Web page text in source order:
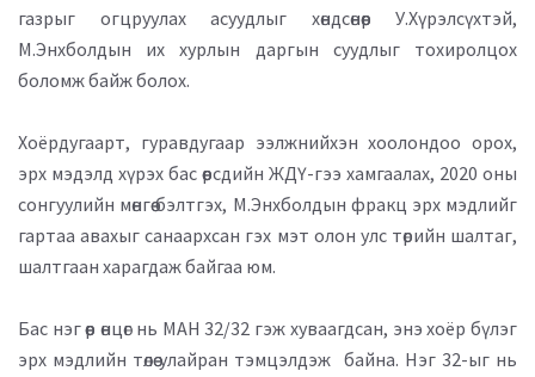
газрыг огцруулах асуудлыг хөндсөнөөр У.Хүрэлсүхтэй,
М.Энхболдын их хурлын даргын суудлыг тохиролцох
боломж байж болох.
Хоёрдугаарт, гуравдугаар ээлжнийхэн хоолондоо орох,
эрх мэдэлд хүрэх бас өөрсдийн ЖДҮ-гээ хамгаалах, 2020 оны
сонгуулийн мөнгөө бэлтгэх, М.Энхболдын фракц эрх мэдлийг
гартаа авахыг санаархсан гэх мэт олон улс төрийн шалтаг,
шалтгаан харагдаж байгаа юм.
Бас нэг өөр өнцөг нь МАН 32/32 гэж хуваагдсан, энэ хоёр бүлэг
эрх мэдлийн төлөө улайран тэмцэлдэж байна. Нэг 32-ыг нь